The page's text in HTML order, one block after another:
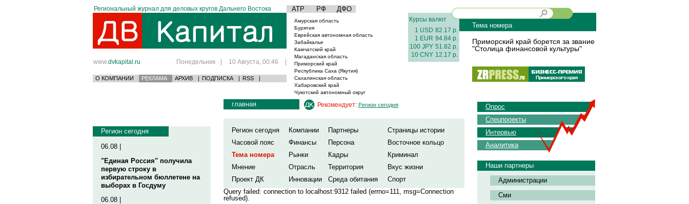
Региональный журнал для деловых кругов Дальнего Востока АТР РФ ДФО
www.dvkapital.ru Понедельник | 10 Августа, 00:46 |
О КОМПАНИИ РЕКЛАМА АРХИВ | ПОДПИСКА | RSS |
Амурская область
Бурятия
Еврейская автономная область
Забайкалье
Камчатский край
Магаданская область
Приморский край
Республика Саха (Якутия)
Сахалинская область
Хабаровский край
Чукотский автономный округ
Курсы валют
1 USD 82.17 р.
1 EUR 94.84 р.
100 JPY 51.82 р.
10 CNY 12.17 р.
Тема номера
Приморский край борется за звание
"Столица финансовой культуры"
Регион сегодня
06.08 |
"Единая Россия" получила
первую строку в
избирательном бюллетене на
выборах в Госдуму
06.08 |
главная Рекомендует: Регион сегодня
Регион сегодня Компании Партнеры
Страницы истории
Часовой пояс
Финансы Персона
Восточное кольцо
Тема номера
Рынки Кадры
Криминал
Мнение
Отрасль Территория
Вкус жизни
Проект ДК
Инновации Среда обитания
Спорт
Query failed: connection to localhost:9312 failed (errno=111, msg=Connection
refused).
Опрос
Спецпроекты
Интервью
Аналитика
Наши партнеры
Администрации
Сми